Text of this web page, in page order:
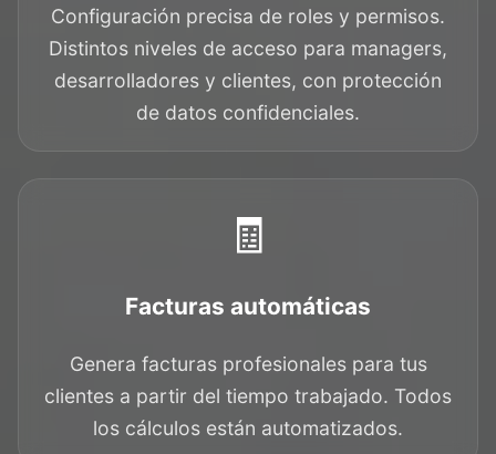
Configuración precisa de roles y permisos.
Distintos niveles de acceso para managers,
desarrolladores y clientes, con protección
de datos confidenciales.
🧾
Facturas automáticas
Genera facturas profesionales para tus
clientes a partir del tiempo trabajado. Todos
los cálculos están automatizados.